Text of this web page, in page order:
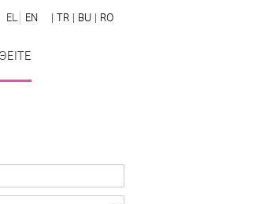
EL EN | TR | BU | RO